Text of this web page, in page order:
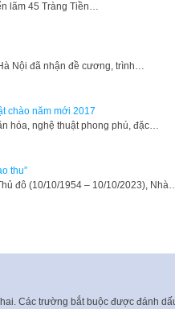
lãm 45 Tràng Tiền…
Nội đã nhận đề cương, trình…
chào năm mới 2017
hóa, nghệ thuật phong phú, đặc…
thu”
đô (10/10/1954 – 10/10/2023),
Các trường bắt buộc được đánh